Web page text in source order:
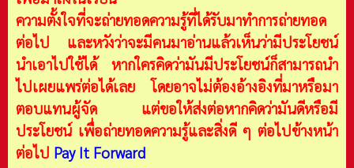
ความตั้งใจที่จะถ่ายทอดความรู้ที่ได้รับมาทำการถ่ายทอด
ต่อไป และหวังว่าจะมีคนมาอ่านแล้วเห็นว่ามีประโยชน์
นำเอาไปใช้ได้ หากใครคิดว่ามันมีประโยชน์ก็สามารถนำ
ไปเผยแพร่ต่อได้เลย โดยอาจไม่ต้องอ้างอิงที่มาหรือมา
ตอบแทนผู้จัด แต่ขอให้ส่งต่อหากคิดว่ามันดีหรือมี
ประโยชน์ เพื่อถ่ายทอดความรู้และสิ่งดี ๆ ต่อไปข้างหน้า
ต่อไป Pay It Forward